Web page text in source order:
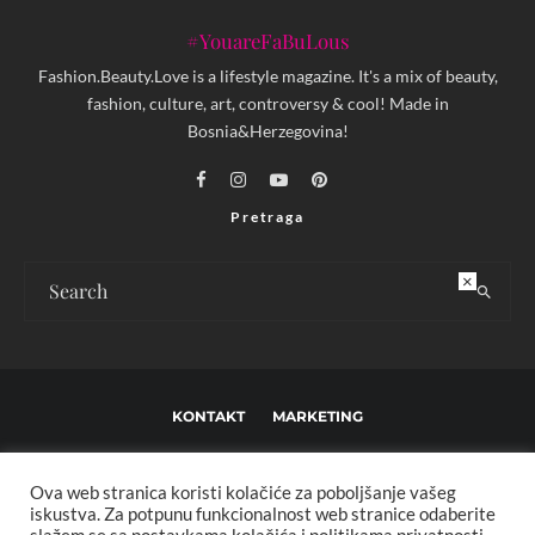
#YouareFaBuLous
Fashion.Beauty.Love is a lifestyle magazine. It's a mix of beauty,
fashion, culture, art, controversy & cool! Made in
Bosnia&Herzegovina!
Pretraga
KONTAKT MARKETING
IMPRESSUM O NAMA
Ova web stranica koristi kolačiće za poboljšanje vašeg
iskustva. Za potpunu funkcionalnost web stranice odaberite
×